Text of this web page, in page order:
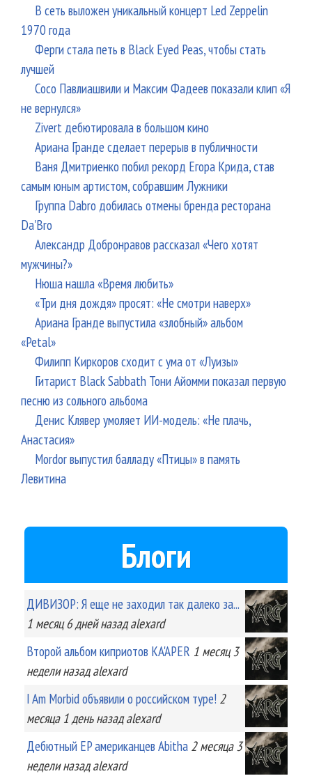
В сеть выложен уникальный концерт Led Zeppelin
1970 года
Ферги стала петь в Black Eyed Peas, чтобы стать
лучшей
Сосо Павлиашвили и Максим Фадеев показали клип «Я
не вернулся»
Zivert дебютировала в большом кино
Ариана Гранде сделает перерыв в публичности
Ваня Дмитриенко побил рекорд Егора Крида, став
самым юным артистом, собравшим Лужники
Группа Dabro добилась отмены бренда ресторана
Da'Bro
Александр Добронравов рассказал «Чего хотят
мужчины?»
Нюша нашла «Время любить»
«Три дня дождя» просят: «Не смотри наверх»
Ариана Гранде выпустила «злобный» альбом
«Petal»
Филипп Киркоров сходит с ума от «Луизы»
Гитарист Black Sabbath Тони Айомми показал первую
песню из сольного альбома
Денис Клявер умоляет ИИ-модель: «Не плачь,
Анастасия»
Mordor выпустил балладу «Птицы» в память
Левитина
Блоги
ДИВИЗОР: Я еще не заходил так далеко за...
1 месяц 6 днейназад alexard
Второй альбом киприотов KA'APER 1 месяц 3
неделиназад alexard
I Am Morbid объявили о российском туре! 2
месяца 1 деньназад alexard
Дебютный EP американцев Abitha 2 месяца 3
неделиназад alexard